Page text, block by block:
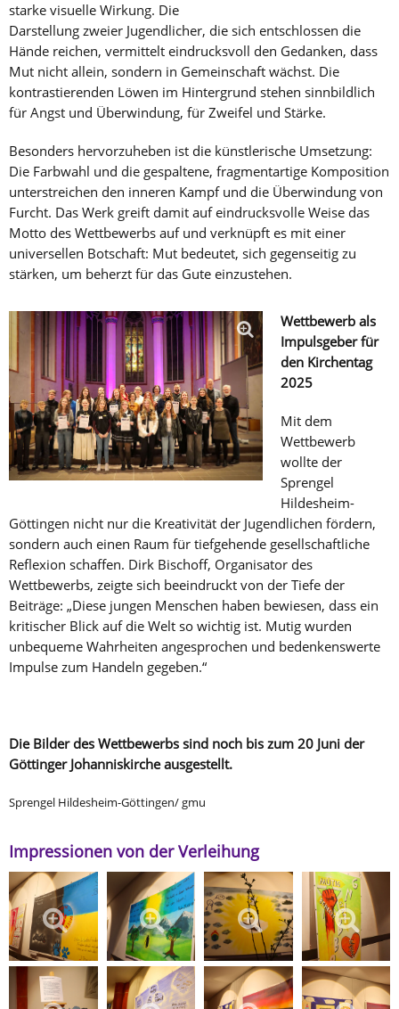
starke visuelle Wirkung. Die
Darstellung zweier Jugendlicher, die sich entschlossen die
Hände reichen, vermittelt eindrucksvoll den Gedanken, dass
Mut nicht allein, sondern in Gemeinschaft wächst. Die
kontrastierenden Löwen im Hintergrund stehen sinnbildlich
für Angst und Überwindung, für Zweifel und Stärke.
Besonders hervorzuheben ist die künstlerische Umsetzung:
Die Farbwahl und die gespaltene, fragmentartige Komposition
unterstreichen den inneren Kampf und die Überwindung von
Furcht. Das Werk greift damit auf eindrucksvolle Weise das
Motto des Wettbewerbs auf und verknüpft es mit einer
universellen Botschaft: Mut bedeutet, sich gegenseitig zu
stärken, um beherzt für das Gute einzustehen.
Wettbewerb als
Impulsgeber für
den Kirchentag
2025
Mit dem
Wettbewerb
wollte der
Sprengel
Hildesheim-
Göttingen nicht nur die Kreativität der Jugendlichen fördern,
sondern auch einen Raum für tiefgehende gesellschaftliche
Reflexion schaffen. Dirk Bischoff, Organisator des
Wettbewerbs, zeigte sich beeindruckt von der Tiefe der
Beiträge: „Diese jungen Menschen haben bewiesen, dass ein
kritischer Blick auf die Welt so wichtig ist. Mutig wurden
unbequeme Wahrheiten angesprochen und bedenkenswerte
Impulse zum Handeln gegeben.“
Die Bilder des Wettbewerbs sind noch bis zum 20 Juni der
Göttinger Johanniskirche ausgestellt.
Sprengel Hildesheim-Göttingen/ gmu
Impressionen von der Verleihung